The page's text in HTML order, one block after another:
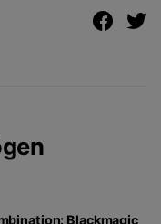
Blackmagic